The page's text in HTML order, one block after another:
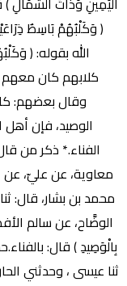
( وَكَلْبُهُمْ بَاسِطٌ
الله بقوله: (
كلابهم كان معهم
الوصيد، فإن
الفناء.* ذكر من
معاوية، عن عليّ، عن
محمد بن بشار، قال:
الوضَّاح، عن سالم
بِالْوَصِيدِ ) قال:
ثنا عيسى ، وحدثني